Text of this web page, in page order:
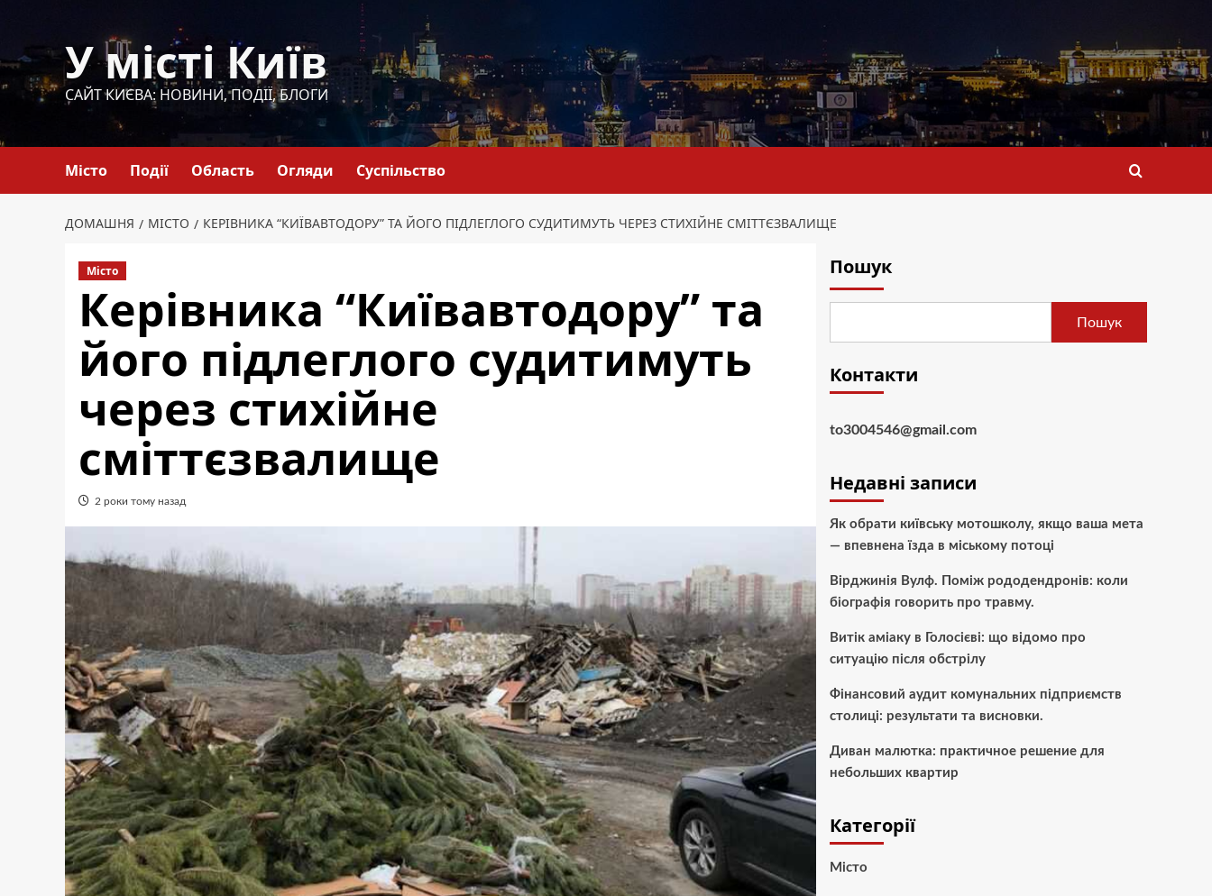
вмісту
У місті Київ
САЙТ КИЄВА: НОВИНИ, ПОДІЇ, БЛОГИ
Місто Події Область Огляди Суспільство
ДОМАШНЯ МІСТО КЕРІВНИКА “КИЇВАВТОДОРУ” ТА ЙОГО ПІДЛЕГЛОГО СУДИТИМУТЬ ЧЕРЕЗ СТИХІЙНЕ СМІТТЄЗВАЛИЩЕ
Місто
Керівника “Київавтодору” та
його підлеглого судитимуть
через стихійне
сміттєзвалище
2 роки тому назад
Пошук
Пошук
Контакти
to3004546@gmail.com
Недавні записи
Як обрати київську мотошколу, якщо ваша мета
— впевнена їзда в міському потоці
Вірджинія Вулф. Поміж рододендронів: коли
біографія говорить про травму.
Витік аміаку в Голосієві: що відомо про
ситуацію після обстрілу
Фінансовий аудит комунальних підприємств
столиці: результати та висновки.
Диван малютка: практичное решение для
небольших квартир
Категорії
Місто